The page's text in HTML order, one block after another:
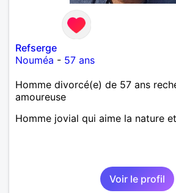
Refserge
Nouméa - 57 ans
Homme divorcé(e) de 57 ans
amoureuse
Homme jovial qui aime la nature
Voir le profil